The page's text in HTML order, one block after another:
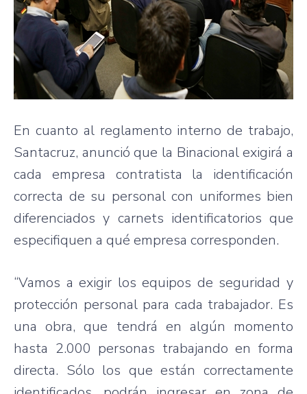
En cuanto al reglamento interno de trabajo,
Santacruz, anunció que la Binacional exigirá a
cada empresa contratista la identificación
correcta de su personal con uniformes bien
diferenciados y carnets identificatorios que
especifiquen a qué empresa corresponden.
“Vamos a exigir los equipos de seguridad y
protección personal para cada trabajador. Es
una obra, que tendrá en algún momento
hasta 2.000 personas trabajando en forma
directa. Sólo los que están correctamente